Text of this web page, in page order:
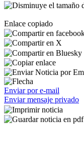
Enlace copiado
Enviar por e-mail
Enviar mensaje privado